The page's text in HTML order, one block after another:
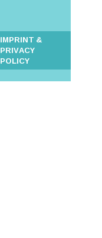
IMPRINT &
PRIVACY
POLICY